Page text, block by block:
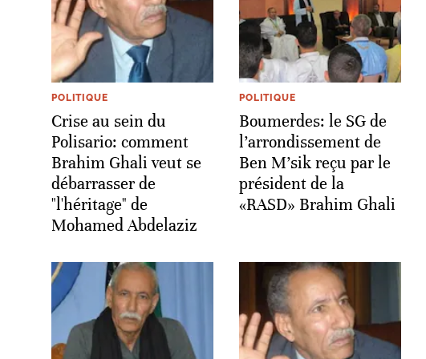
POLITIQUE
Crise au sein du
Polisario: comment
Brahim Ghali veut se
débarrasser de
"l'héritage" de
Mohamed Abdelaziz
POLITIQUE
Boumerdes: le SG de
l’arrondissement de
Ben M’sik reçu par le
président de la
«RASD» Brahim Ghali